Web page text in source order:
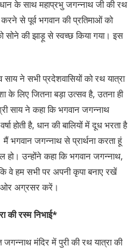
के साथ महाप्रभु जगन्नाथ जी की रथ
करने से पूर्व भगवान की प्रतिमाओं को
सोने की झाड़ू से स्वच्छ किया गया। इस
ने सभी प्रदेशवासियों को रथ यात्रा
के लिए जितना बड़ा उत्सव है, उतना ही
साय ने कहा कि भगवान जगन्नाथ
होती है, धान की बालियों में दूध भरता है
भगवान जगन्नाथ से प्रार्थना करता हूं
हो। उन्होंने कहा कि भगवान जगन्नाथ,
वे हम सभी पर अपनी कृपा बनाए रखें
ओर अग्रसर करें।
की रस्म निभाई*
मंदिर में पुरी की रथ यात्रा की